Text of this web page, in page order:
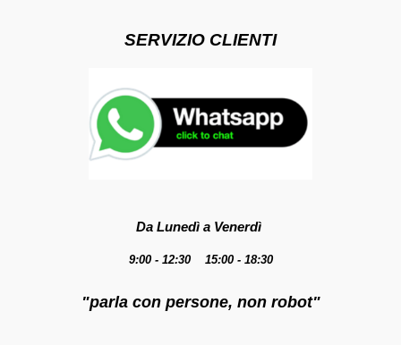
SERVIZIO CLIENTI
Da Lunedì a Venerdì
9:00 - 12:30 15:00 - 18:30
"parla con persone, non robot"